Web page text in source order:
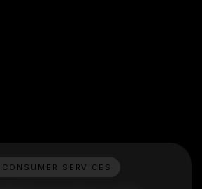
SERVICES